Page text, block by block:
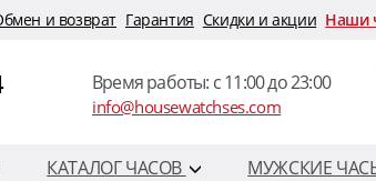
и возврат Гарантия Скидки и акции Наши
Время работы: c 11:00 до 23:00
info@housewatchses.com
КАТАЛОГ ЧАСОВ МУЖСКИЕ